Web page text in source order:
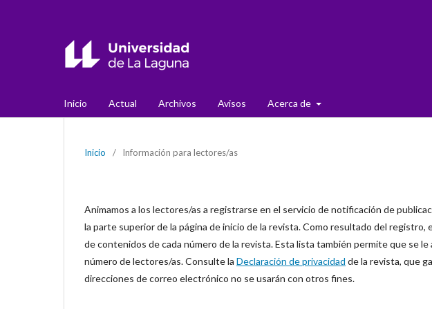
Inicio Actual Archivos Avisos Acerca de
Inicio / Información para lectores/as
Animamos a los lectores/as a registrarse en el servicio de notificación de
la parte superior de la página de inicio de la revista. Como resultado del
de contenidos de cada número de la revista. Esta lista también permite que se
número de lectores/as. Consulte la Declaración de privacidad de la revista, que
direcciones de correo electrónico no se usarán con otros fines.